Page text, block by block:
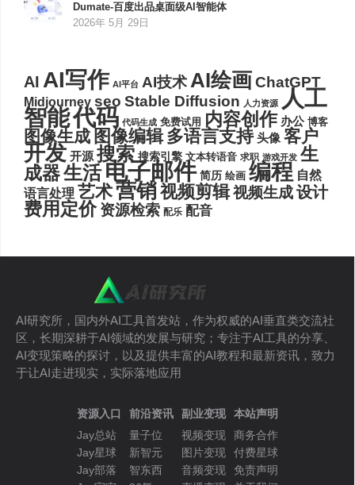
Dumate-百度出品桌面级AI智能体
2026年 5月 29日
AI AI写作 AI平台 AI技术AI绘画ChatGPT
Midjourney seo Stable Diffusion 人力资源 人工
智能代码 代码生成 免费试用 内容创作 办公 博客
图像生成 图像编辑 多语言支持 头像 客户
开发 开源 搜索 搜索引擎 文本转语音 求职 游戏开发 生
成器生活电子邮件 简历 绘画 编程 自然
语言处理 艺术营销视频剪辑视频生成设计
费用定价 资源检索 配乐 配音
AI研究所，国内外AI工具首发站，作为权威的AI垂直类交流社
区，长期深耕于AI领域的发展与研究；专注于AI工具的分享、
AI变现策略的探讨，以及提供丰富的AI教程和最新资讯，致力
于让AI走进现实，实际落地应用
资源入口
Jay总站
Jay星球
Jay部落
前沿资讯
量子位
新智元
智东西
副业变现
视频变现
图片变现
音频变现
本站声明
商务合作
付费星球
免责声明